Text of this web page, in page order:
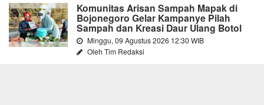
Komunitas Arisan Sampah Mapak di
Bojonegoro Gelar Kampanye Pilah
Sampah dan Kreasi Daur Ulang Botol
Minggu, 09 Agustus 2026 12:30 WIB
Oleh Tim Redaksi